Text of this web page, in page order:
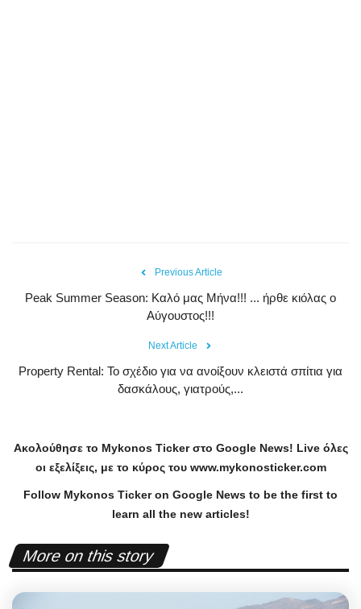
Previous Article
Peak Summer Season: Kαλό μας Μήνα!!! ... ήρθε κιόλας ο
Αύγουστος!!!
Next Article
Property Rental: Το σχέδιο για να ανοίξουν κλειστά σπίτια για
δασκάλους, γιατρούς,...
Ακολούθησε το Mykonos Tickerστο Google News! Liveόλες
οι εξελίξεις, με το κύρος του www.mykonosticker.com
Follow Mykonos Ticker on Google News to be the first to
learn all the new articles!
More on this story